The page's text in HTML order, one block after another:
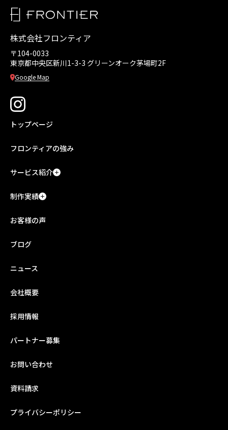
株式会社フロンティア
〒104-0033
東京都中央区新川1-3-3 グリーンオーク茅場町2F
Google Map
トップページ
フロンティアの強み
サービス紹介
制作実績
お客様の声
ブログ
ニュース
会社概要
採用情報
パートナー募集
お問い合わせ
資料請求
プライバシーポリシー